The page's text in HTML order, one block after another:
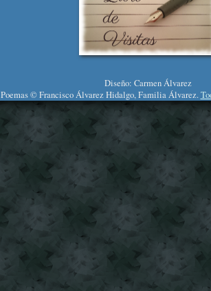
Diseño: Carmen Álvarez
Poemas © Francisco Álvarez Hidalgo, Familia Álvarez.